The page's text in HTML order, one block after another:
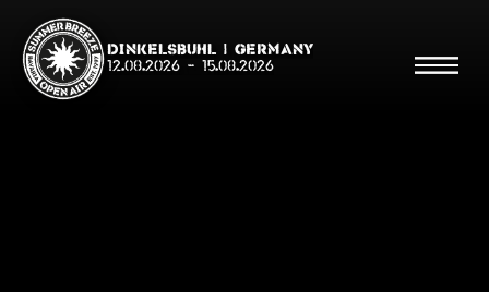
Dinkelsbühl | Germany
12.08.2026 - 15.08.2026